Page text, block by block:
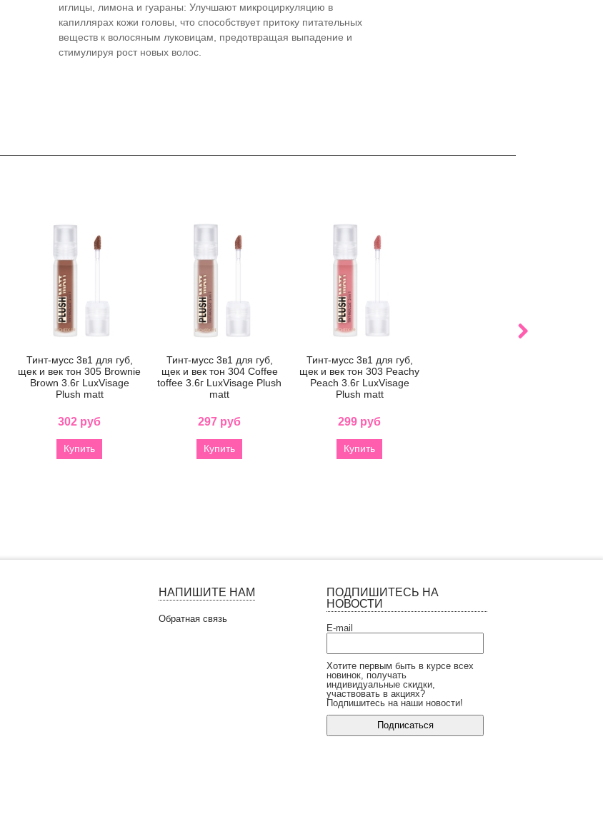
иглицы, лимона и гуараны: Улучшают микроциркуляцию в
капиллярах кожи головы, что способствует притоку питательных
веществ к волосяным луковицам, предотвращая выпадение и
стимулируя рост новых волос.
Тинт-мусс 3в1 для губ,
щек и век тон 305 Brownie
Brown 3.6г LuxVisage
Plush matt
302 руб
Купить
Тинт-мусс 3в1 для губ,
щек и век тон 304 Coffee
toffee 3.6г LuxVisage Plush
matt
297 руб
Купить
Тинт-мусс 3в1 для губ,
щек и век тон 303 Peachy
Peach 3.6г LuxVisage
Plush matt
299 руб
Купить
НАПИШИТЕ НАМ
Обратная связь
ПОДПИШИТЕСЬ НА
НОВОСТИ
E-mail
Хотите первым быть в курсе всех
новинок, получать
индивидуальные скидки,
участвовать в акциях?
Подпишитесь на наши новости!